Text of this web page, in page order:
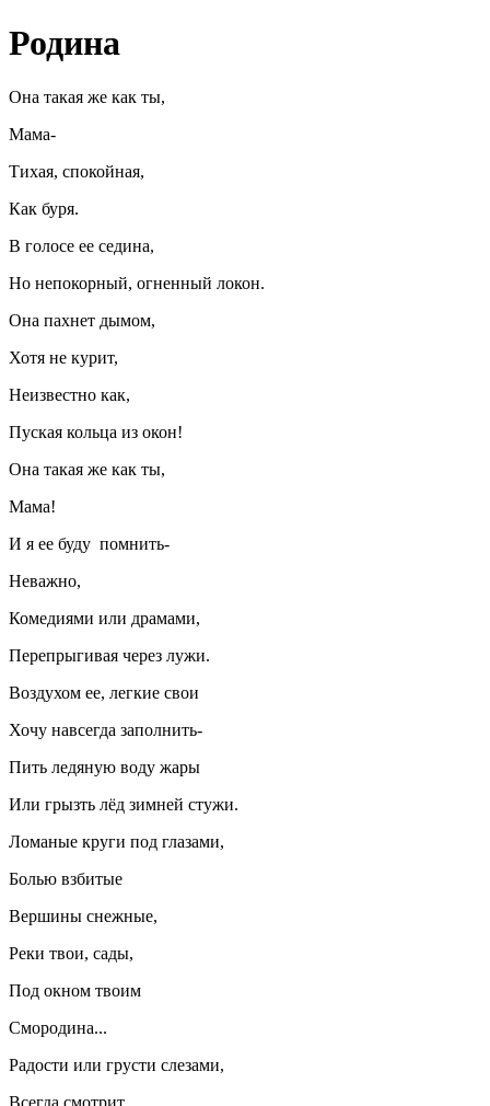
Родина
Она такая же как ты,
Мама-
Тихая, спокойная,
Как буря.
В голосе ее седина,
Но непокорный, огненный локон.
Она пахнет дымом,
Хотя не курит,
Неизвестно как,
Пуская кольца из окон!
Она такая же как ты,
Мама!
И я ее буду помнить-
Неважно,
Комедиями или драмами,
Перепрыгивая через лужи.
Воздухом ее, легкие свои
Хочу навсегда заполнить-
Пить ледяную воду жары
Или грызть лёд зимней стужи.
Ломаные круги под глазами,
Болью взбитые
Вершины снежные,
Реки твои, сады,
Под окном твоим
Смородина...
Радости или грусти слезами,
Всегда смотрит